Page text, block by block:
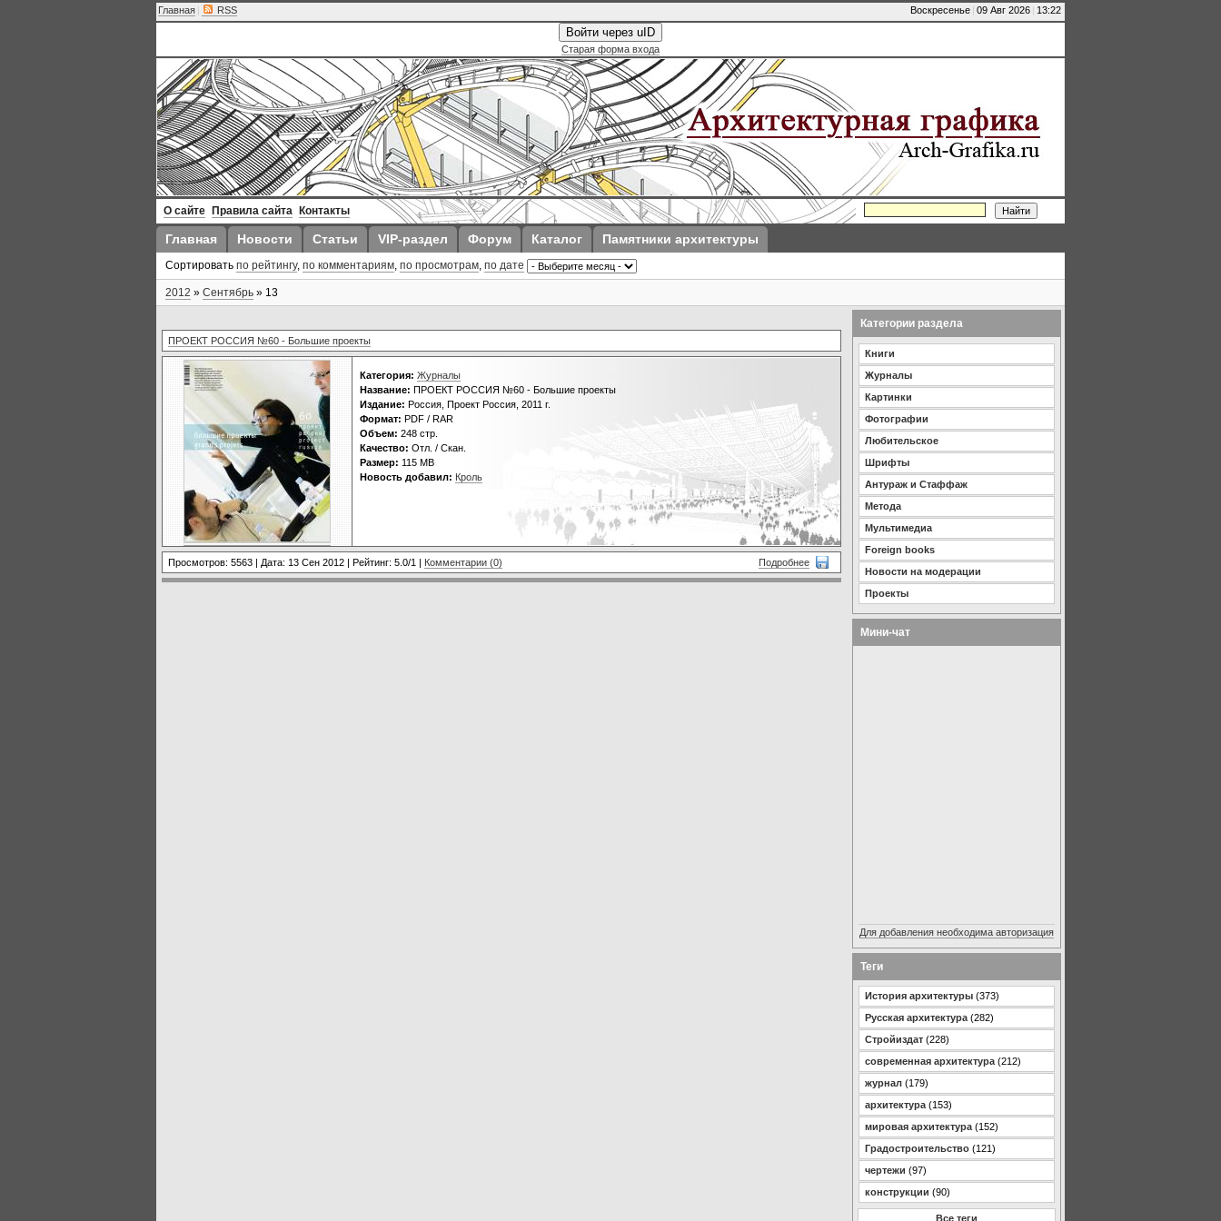
Воскресенье | 09 Авг 2026 | 13:22
Главная | RSS
Войти через uID
Старая форма входа
О сайте Правила сайта Контакты
Главная Новости Статьи VIP-раздел Форум Каталог Памятники архитектуры
Сортировать по рейтингу, по комментариям, по просмотрам, по дате
2012 » Сентябрь » 13
ПРОЕКТ РОССИЯ №60 - Большие проекты
Категория: Журналы
Название: ПРОЕКТ РОССИЯ №60 - Большие проекты
Издание: Россия, Проект Россия, 2011 г.
Формат: PDF / RAR
Объем: 248 стр.
Качество: Отл. / Скан.
Размер: 115 MB
Новость добавил: Кроль
Подробнее
Просмотров: 5563 | Дата: 13 Сен 2012 | Рейтинг: 5.0/1 | Комментарии (0)
Категории раздела
Книги
Журналы
Картинки
Фотографии
Любительское
Шрифты
Антураж и Стаффаж
Метода
Мультимедиа
Foreign books
Новости на модерации
Проекты
Мини-чат
Для добавления необходима авторизация
Теги
История архитектуры (373)
Русская архитектура (282)
Стройиздат (228)
современная архитектура (212)
журнал (179)
архитектура (153)
мировая архитектура (152)
Градостроительство (121)
чертежи (97)
конструкции (90)
Все теги